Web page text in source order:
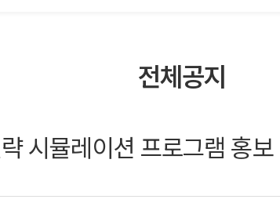
전체공지
시뮬레이션 프로그램 홍보